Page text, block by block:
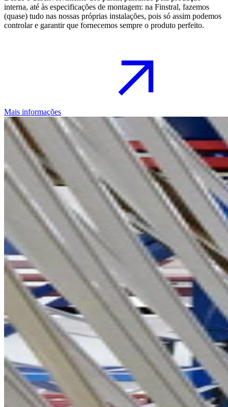
interna, até às especificações de montagem: na Finstral, fazemos
(quase) tudo nas nossas próprias instalações, pois só assim podemos
controlar e garantir que fornecemos sempre o produto perfeito.
Mais informações